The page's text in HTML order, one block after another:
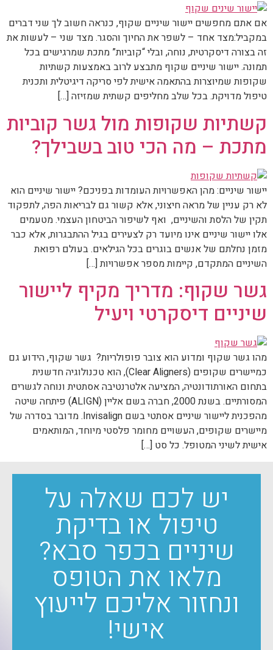
אם אתם מחפשים יישור שיניים שקוף, כנראה חשוב לך שני דברים
במקביל:מצד אחד – לשפר את החיוך והסגר. מצד שני – לעשות את
זה בצורה דיסקרטית, נוחה, ובלי “קוביות” מתכת שמרגישים בכל
תמונה. יישור שיניים שקוף מתבצע לרוב באמצעות קשתיות
שקופות שמיוצרות בהתאמה אישית לפי סריקה דיגיטלית ותכנית
טיפול מדויקת. בכל שלב מחליפים קשתית שמזיזה […]
קשתיות שקופות מול גשר קוביות
מתכת – מה הכי טוב בשבילך?
יישור שיניים: מהן האפשרויות העומדות בפניכם? יישור שיניים הוא
לא רק עניין של מראה חיצוני, אלא קשור גם לבריאות הפה, לתפקוד
תקין של הלסת והשיניים, ואף לשיפור הביטחון העצמי. מטעמים
אלו יישור שיניים אינו מיועד רק לצעירים בגיל ההתבגרות, אלא כבר
מזמן נחלתם של אנשים בוגרים בכל הגילאים. בעולם רפואת
השיניים המתקדם, קיימות מספר אפשרויות […]
גשר שקוף: מדריך מקיף ליישור
שיניים דיסקרטי ויעיל
מהו גשר שקוף ומדוע הוא צובר פופולריות? גשר שקוף, הידוע גם
כמיישרים שקופים (Clear Aligners), הוא טכנולוגיה חדשנית
בתחום האורתודונטיה, המציעה אלטרנטיבה אסתטית ונוחה לגשרים
המסורתיים. בשנת 2000, חברה בשם אליין (ALIGN) פיתחה שיטה
מהפכנית ליישור שיניים אסתטי בשם Invisalign. מדובר בסדרה של
מיישרים שקופים, העשויים מחומר פלסטי מיוחד, המותאמים
אישית לשיני המטופל. כל סט […]
יש לכם שאלה על
טיפול או בדיקת
שיניים בכפר סבא?
מלאו את הטופס
ונחזור אליכם לייעוץ
אישי!